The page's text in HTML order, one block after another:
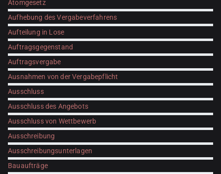
Atomgesetz
Aufhebung des Vergabeverfahrens
Aufteilung in Lose
Auftragsgegenstand
Auftragsvergabe
Ausnahmen von der Vergabepflicht
Ausschluss
Ausschluss des Angebots
Ausschluss von Wettbewerb
Ausschreibung
Ausschreibungsunterlagen
Bauaufträge